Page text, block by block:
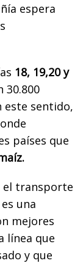
espera
18, 19,20 y
30.800
este sentido,
países que
el transporte
una
mejores
línea que
y que